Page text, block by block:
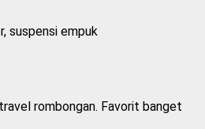
suspensi empuk
rombongan. Favorit banget